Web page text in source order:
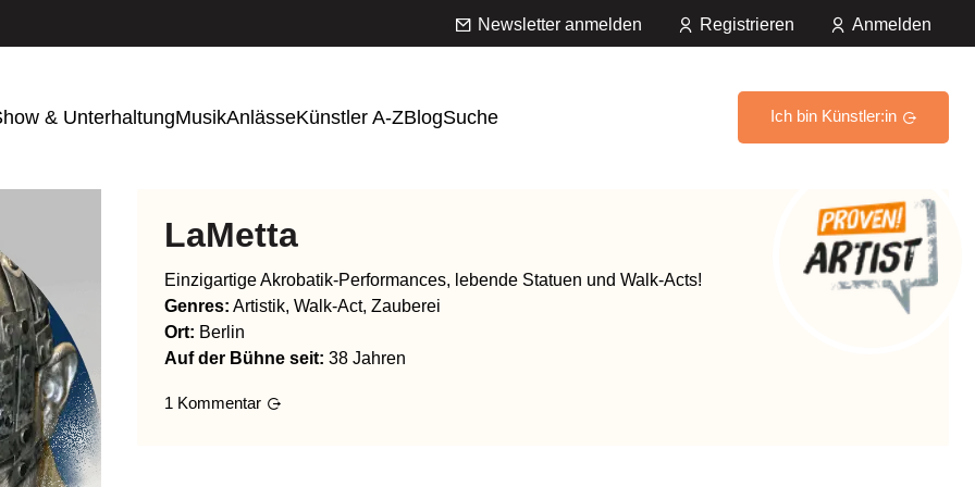
Newsletter anmelden Registrieren Anmelden
& UnterhaltungMusikAnlässeKünstler A-ZBlogSuche Ich bin Künstler:in
LaMetta
Einzigartige Akrobatik-Performances, lebende Statuen und Walk-Acts!
Genres: Artistik, Walk-Act, Zauberei
Ort: Berlin
Auf der Bühne seit: 38 Jahren
1 Kommentar